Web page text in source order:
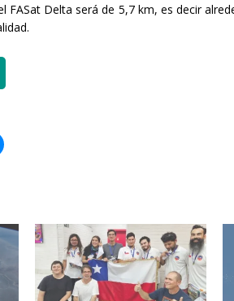
FASat Delta será de 5,7 km, es decir